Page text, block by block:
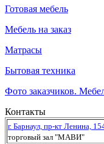
Готовая мебель
Мебель на заказ
Матрасы
Бытовая техника
Фото заказчиков.
Контакты
г. Барнаул, пр-кт Ленина,
торговый зал "МАВИ"